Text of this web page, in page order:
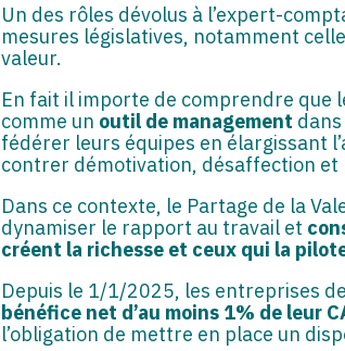
Un des rôles dévolus à l’expert-
mesures législatives, notamment
valeur.
En fait il importe de comprendre que
comme un outil de management
fédérer leurs équipes en élargissant
contrer démotivation, désaffection et
Dans ce contexte, le Partage de la
dynamiser le rapport au travail et
créent la richesse et ceux qui la
Depuis le 1/1/2025, les entreprises
bénéfice net d’au moins 1% de leur
l’obligation de mettre en place un